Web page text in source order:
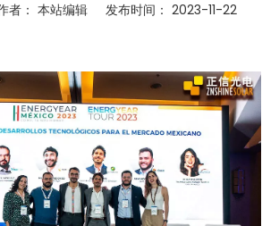
： 本站编辑 发布时间： 2023-11-22